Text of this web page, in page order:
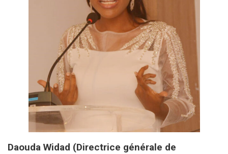
Daouda Widad (Directrice générale de